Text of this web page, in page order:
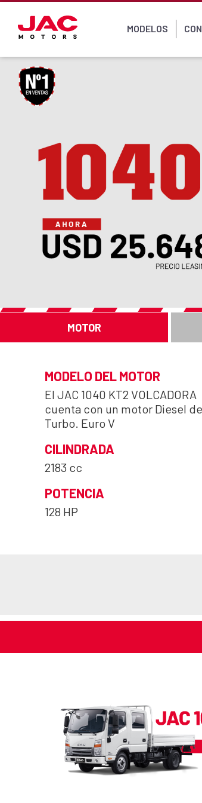
MODELOS
MOTOR
MODELO DEL MOTOR
El JAC 1040 KT2 VOLCADORA
cuenta con un motor Diesel
Turbo. Euro V
CILINDRADA
2183 cc
POTENCIA
128 HP